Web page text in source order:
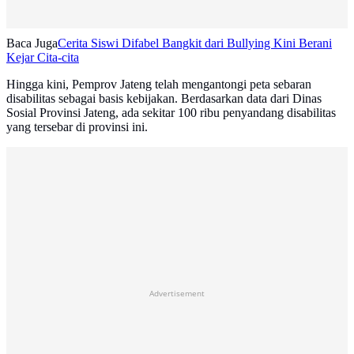
Baca JugaCerita Siswi Difabel Bangkit dari Bullying Kini Berani
Kejar Cita-cita
Hingga kini, Pemprov Jateng telah mengantongi peta sebaran
disabilitas sebagai basis kebijakan. Berdasarkan data dari Dinas
Sosial Provinsi Jateng, ada sekitar 100 ribu penyandang disabilitas
yang tersebar di provinsi ini.
Advertisement